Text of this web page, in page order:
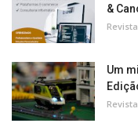
&
Um